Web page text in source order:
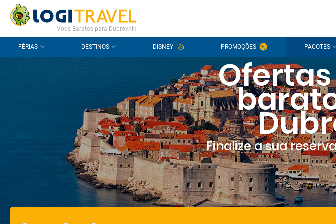
CONTACTO PERGUNTAS FREQUENTES
Voos Baratos para Dubrovnik
FÉRIAS DESTINOS DISNEY PROMOÇÕES PACOTES
Finalize a sua